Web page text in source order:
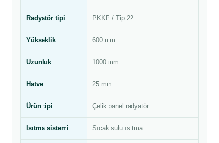
Radyatör tipi PKKP / Tip 22
Yükseklik 600 mm
Uzunluk 1000 mm
Hatve 25 mm
Ürün tipi Çelik panel radyatör
Isıtma sistemi Sıcak sulu ısıtma